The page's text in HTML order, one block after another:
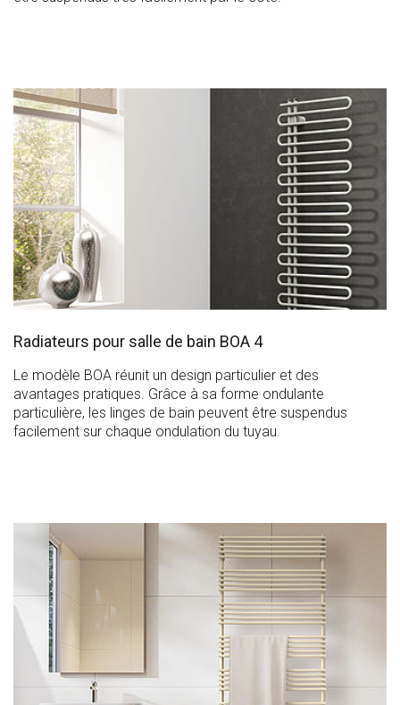
Radiateurs pour salle de bain BOA 4
Le modèle BOA réunit un design particulier et des
avantages pratiques. Grâce à sa forme ondulante
particulière, les linges de bain peuvent être suspendus
facilement sur chaque ondulation du tuyau.